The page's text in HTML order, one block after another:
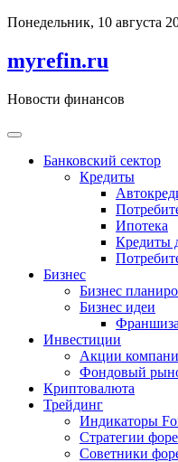
Перейти
содержимому
Понедельник, 10 августа
myrefin.ru
Новости финансов
Банковский сектор
Кредиты
Ипотека
Кредиты
Бизнес
Бизнес
Бизнес идеи
Франшиза
Инвестиции
Акции
Фондовый
Криптовалюта
Трейдинг
Индикаторы
Стратегии
Советники